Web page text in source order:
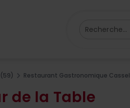
Recherche...
Restaurant Gastronomique Cassel
de la Table